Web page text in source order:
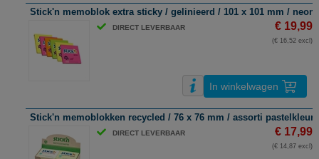
Stick'n memoblok extra sticky / gelinieerd / 101 x 101 mm / neon
DIRECT LEVERBAAR € 19,99
(€ 16,52 excl)
In winkelwagen
Stick'n memoblokken recycled / 76 x 76 mm / assorti
DIRECT LEVERBAAR € 17,99
(€ 14,87 excl)